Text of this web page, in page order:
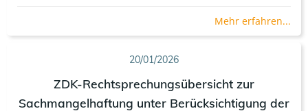
Mehr erfahren...
20/01/2026
ZDK-Rechtsprechungsübersicht zur
Sachmangelhaftung unter Berücksichtigung der